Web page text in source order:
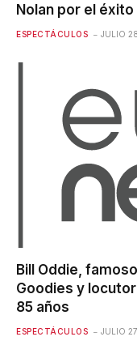
Nolan por el éxito
ESPECTÁCULOS JULIO
Bill Oddie,
Goodies y
85 años
ESPECTÁCULOS JULIO